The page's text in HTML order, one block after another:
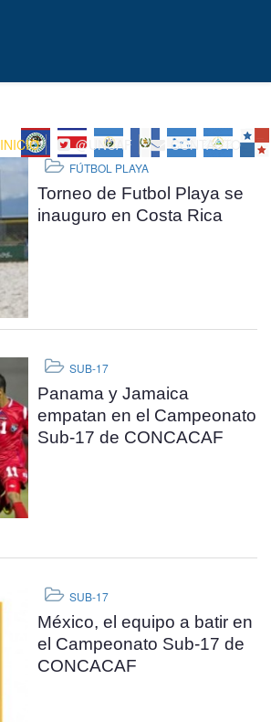
INICIO @UNCAF CONTACTO
FÚTBOL PLAYA
Torneo de Futbol Playa se
inauguro en Costa Rica
SUB-17
Panama y Jamaica
empatan en el Campeonato
Sub-17 de CONCACAF
SUB-17
México, el equipo a batir en
el Campeonato Sub-17 de
CONCACAF